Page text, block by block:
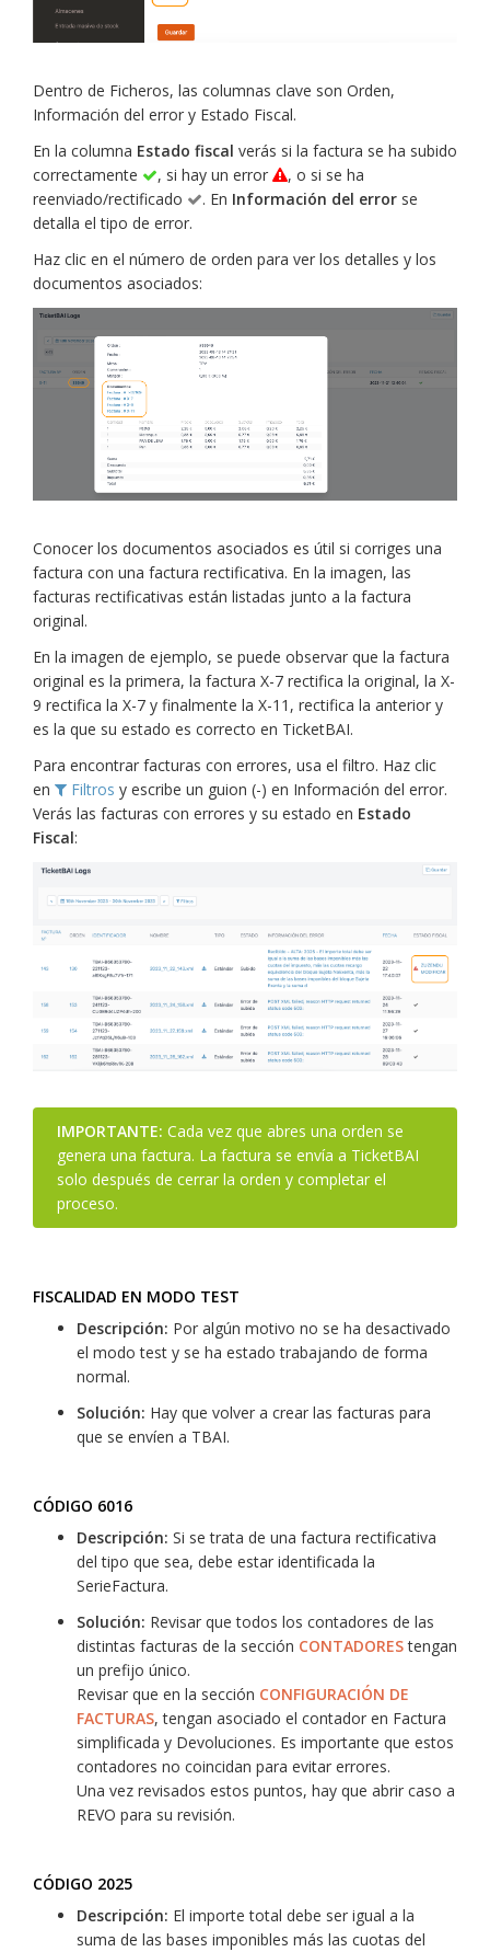
Dentro de Ficheros, las columnas clave son Orden,
Información del error y Estado Fiscal.
En la columna Estado fiscal verás si la factura se ha subido
correctamente
, si hay un error
, o si se ha
reenviado/rectificado
. En Información del error se
detalla el tipo de error.
Haz clic en el número de orden para ver los detalles y los
documentos asociados:
Conocer los documentos asociados es útil si corriges una
factura con una factura rectificativa. En la imagen, las
facturas rectificativas están listadas junto a la factura
original.
En la imagen de ejemplo, se puede observar que la factura
original es la primera, la factura X-7 rectifica la original, la X-
9 rectifica la X-7 y finalmente la X-11, rectifica la anterior y
es la que su estado es correcto en TicketBAI.
Para encontrar facturas con errores, usa el filtro. Haz clic
en
Filtros y escribe un guion (-) en Información del error.
Verás las facturas con errores y su estado en Estado
Fiscal:
IMPORTANTE: Cada vez que abres una orden se
genera una factura. La factura se envía a TicketBAI
solo después de cerrar la orden y completar el
proceso.
FISCALIDAD EN MODO TEST
Descripción: Por algún motivo no se ha desactivado
el modo test y se ha estado trabajando de forma
normal.
Solución: Hay que volver a crear las facturas para
que se envíen a TBAI.
CÓDIGO 6016
Descripción: Si se trata de una factura rectificativa
del tipo que sea, debe estar identificada la
SerieFactura.
Solución: Revisar que todos los contadores de las
distintas facturas de la sección CONTADOREStengan
un prefijo único.
Revisar que en la sección CONFIGURACIÓN DE
FACTURAS, tengan asociado el contador en Factura
simplificada y Devoluciones. Es importante que estos
contadores no coincidan para evitar errores.
Una vez revisados estos puntos, hay que abrir caso a
REVO para su revisión.
CÓDIGO 2025
Descripción: El importe total debe ser igual a la
suma de las bases imponibles más las cuotas del